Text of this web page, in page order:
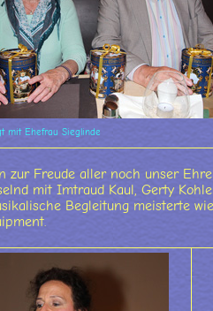
mit Ehefrau Sieglinde
zur Freude aller noch unser
mit Imtraud Kaul, Gerty
Begleitung meisterte